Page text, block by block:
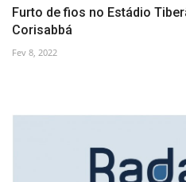
Furto de fios no Estádio
Corisabbá
Fev 8, 2022